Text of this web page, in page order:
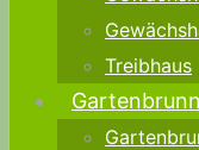
Treibhaus